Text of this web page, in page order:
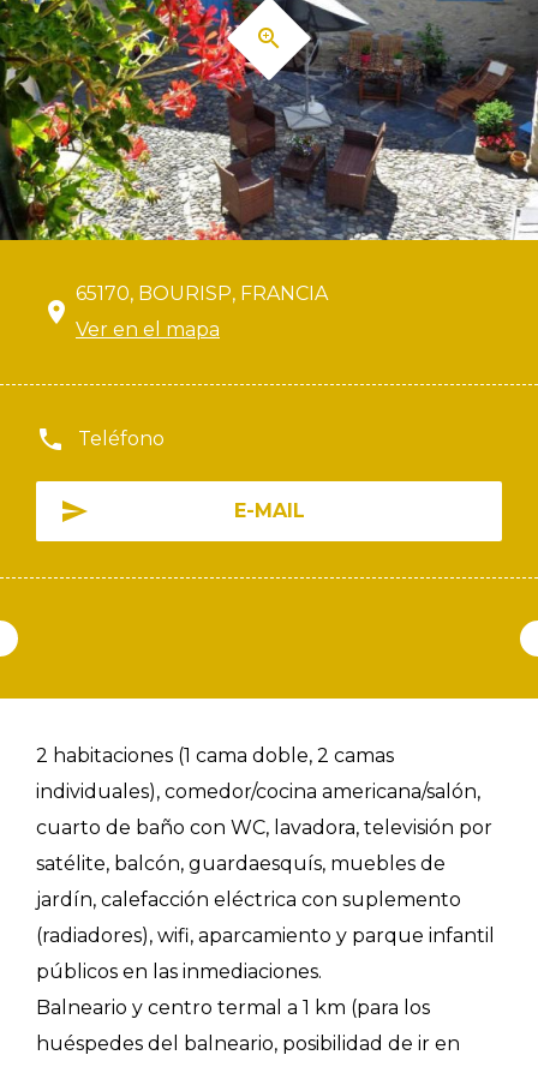
65170, BOURISP, FRANCIA
Ver en el mapa
Teléfono
E-MAIL
2 habitaciones (1 cama doble, 2 camas
individuales), comedor/cocina americana/salón,
cuarto de baño con WC, lavadora, televisión por
satélite, balcón, guardaesquís, muebles de
jardín, calefacción eléctrica con suplemento
(radiadores), wifi, aparcamiento y parque infantil
públicos en las inmediaciones.
Balneario y centro termal a 1 km (para los
huéspedes del balneario, posibilidad de ir en